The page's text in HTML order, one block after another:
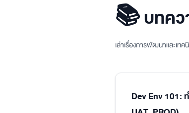
📚 บทคว
เล่าเรื่องการพัฒนาและเทค
Dev Env 101: